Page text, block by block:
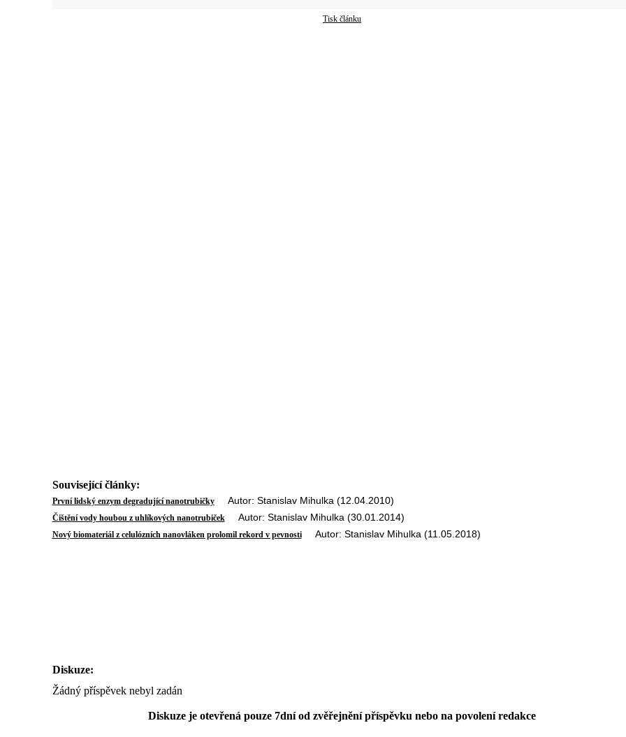
Tisk článku
Související články:
První lidský enzym degradující nanotrubičkyAutor: Stanislav Mihulka (12.04.2010)
Čištění vody houbou z uhlíkových nanotrubiček Autor: Stanislav Mihulka (30.01.2014)
Nový biomateriál z celulózních nanovláken prolomil rekord v pevnostiAutor: Stanislav Mihulka (11.05.2018)
Diskuze:
Žádný příspěvek nebyl zadán
Diskuze je otevřená pouze 7dní od zvěřejnění příspěvku nebo na povolení redakce